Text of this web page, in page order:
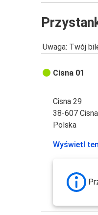
Uwaga: Twój
Cisna 01
Cisna 29
38-607 Cisna
Polska
Wyświetl